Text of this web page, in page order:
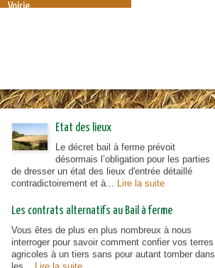
Voirie
Etat des lieux
Le décret bail à ferme prévoit
désormais l’obligation pour les parties
de dresser un état des lieux d'entrée détaillé
contradictoirement et à... Lire la suite
Les contrats alternatifs au Bail à ferme
Vous êtes de plus en plus nombreux à nous
interroger pour savoir comment confier vos terres
agricoles à un tiers sans pour autant tomber dans